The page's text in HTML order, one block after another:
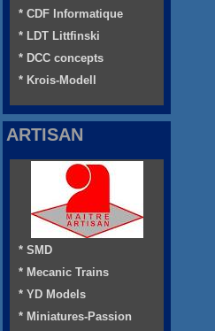
* CDF Informatique
* LDT Littfinski
* DCC concepts
* Krois-Modell
ARTISAN
* SMD
* Mecanic Trains
* YD Models
* Miniatures-Passion